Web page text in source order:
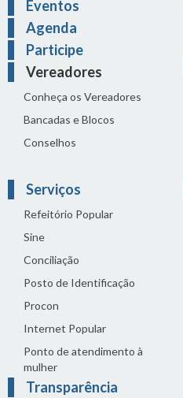
Eventos
Agenda
Participe
Vereadores
Conheça os Vereadores
Bancadas e Blocos
Conselhos
Serviços
Refeitório Popular
Sine
Conciliação
Posto de Identificação
Procon
Internet Popular
Ponto de atendimento à
mulher
Transparência